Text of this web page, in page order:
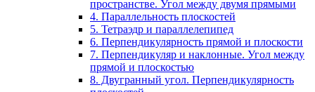
пространстве. Угол между двумя прямыми
4. Параллельность плоскостей
5. Тетраэдр и параллелепипед
6. Перпендикулярность прямой и плоскости
7. Перпендикуляр и наклонные. Угол между
прямой и плоскостью
8. Двугранный угол. Перпендикулярность